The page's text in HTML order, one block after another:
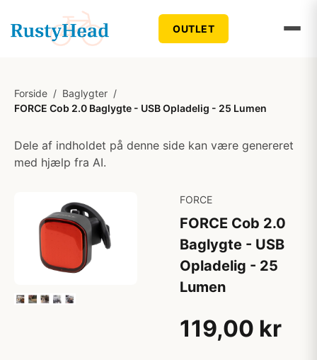
OUTLET
Forside / Baglygter /
FORCE Cob 2.0 Baglygte - USB Opladelig - 25 Lumen
Dele af indholdet på denne side kan være genereret
med hjælp fra AI.
FORCE
FORCE Cob 2.0
Baglygte - USB
Opladelig - 25
Lumen
119,00 kr